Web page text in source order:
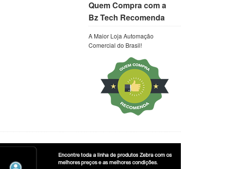
Quem Compra com a
Bz Tech Recomenda
A Maior Loja Automação
Comercial do Brasil!